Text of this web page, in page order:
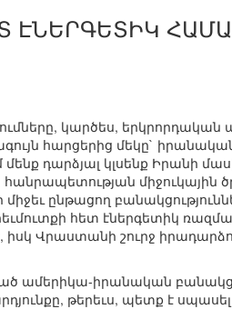
ԷՆԵՐԳԵՏԻԿ
կարծես, երկրորդական
հարցերից մեկը`
դարձյալ կլսենք Իրանի
միջուկային
ընթացող
հետ էներգետիկ
Վրաստանի շուրջ
ամերիկա-իրանական
թերեւս, պետք է սպասել